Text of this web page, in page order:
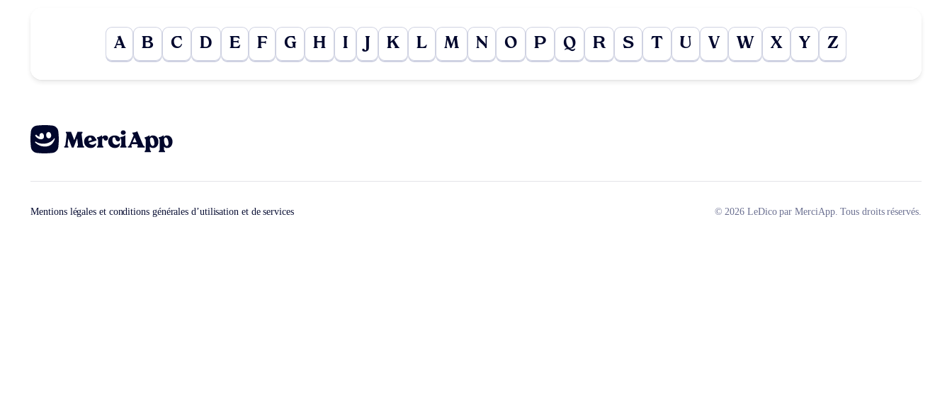
A B C D E F G H I J K L M N O P Q R S T U V W X Y Z
Mentions légales et conditions générales d’utilisation et de services © 2026 LeDico par MerciApp. Tous droits réservés.